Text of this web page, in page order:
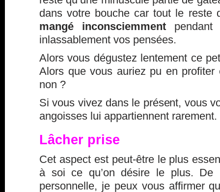
dans votre bouche car tout le
mangé inconsciemment pendant
inlassablement vos pensées.
Alors vous dégustez lentement ce
Alors que vous auriez pu en profiter
non ?
Si vous vivez dans le présent, vous
angoisses lui appartiennent rarement.
Lâcher prise
Cet aspect est peut-être le plus
à soi ce qu’on désire le plus. De
personnelle, je peux vous affirmer